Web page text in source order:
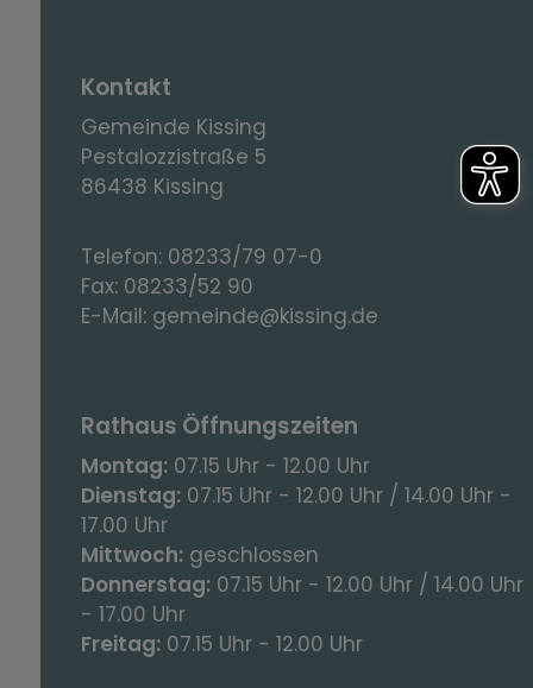
Kontakt
Gemeinde Kissing
Pestalozzistraße 5
86438 Kissing
Telefon: 08233/79 07-0
Fax: 08233/52 90
E-Mail: gemeinde@kissing.de
Rathaus Öffnungszeiten
Montag: 07.15 Uhr - 12.00 Uhr
Dienstag: 07.15 Uhr - 12.00 Uhr / 14.00 Uhr -
17.00 Uhr
Mittwoch: geschlossen
Donnerstag: 07.15 Uhr - 12.00 Uhr / 14.00 Uhr
- 17.00 Uhr
Freitag: 07.15 Uhr - 12.00 Uhr